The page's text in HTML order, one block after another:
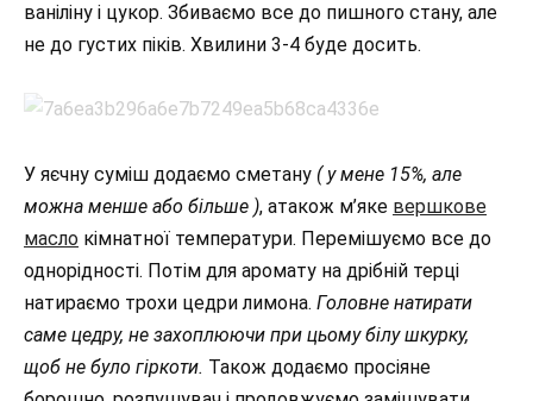
ваніліну і цукор. Збиваємо все до пишного стану, але
не до густих піків. Хвилини 3-4 буде досить.
У яєчну суміш додаємо сметану ( у мене 15%, але
можна менше або більше ), атакож м’яке вершкове
масло кімнатної температури. Перемішуємо все до
однорідності. Потім для аромату на дрібній терці
натираємо трохи цедри лимона. Головне натирати
саме цедру, не захоплюючи при цьому білу шкурку,
щоб не було гіркоти. Також додаємо просіяне